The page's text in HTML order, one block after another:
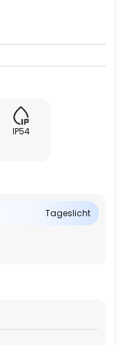
IP54
Tageslicht